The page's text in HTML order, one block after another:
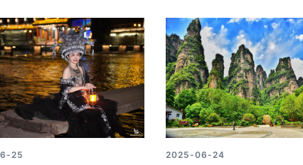
25 2025-06-24